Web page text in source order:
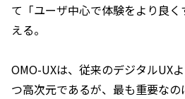
て「ユーザ中心で体験をより良
える。
OMO-UXは、従来のデジタルUX
つ高次元であるが、最も重要な